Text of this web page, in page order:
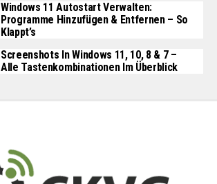
Windows 11 Autostart Verwalten:
Programme Hinzufügen & Entfernen – So
Klappt’s
Screenshots In Windows 11, 10, 8 & 7 –
Alle Tastenkombinationen Im Überblick